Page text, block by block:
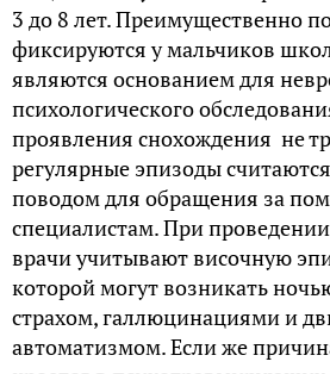
3 до 8 лет. Преимущественно
фиксируются у мальчиков
являются основанием для
психологического
проявления снохождения не
регулярные эпизоды
поводом для обращения за
специалистам. При
врачи учитывают височную
которой могут возникать
страхом, галлюцинациями и
автоматизмом. Если же